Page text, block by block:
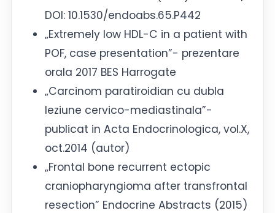
DOI: 10.1530/endoabs.65.P442
„Extremely low HDL-C in a patient with
POF, case presentation”- prezentare
orala 2017 BES Harrogate
„Carcinom paratiroidian cu dubla
leziune cervico-mediastinala”-
publicat in Acta Endocrinologica, vol.X,
oct.2014 (autor)
„Frontal bone recurrent ectopic
craniopharyngioma after transfrontal
resection” Endocrine Abstracts (2015)